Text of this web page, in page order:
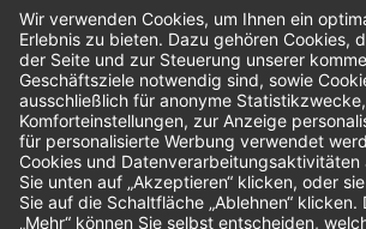
Bewertungen